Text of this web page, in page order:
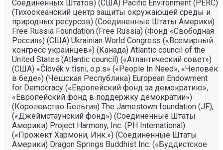
Соединенных Штатов) (США) Pacific Environment (PERC)
(Тихоокеанский центр защиты окружающей среды и
природных ресурсов) (Соединенные Штаты Америки)
Free Russia Foundation (Free Russia) (Фонд «Свободная
Россия») (США) Ukrainian World Congress («Всемирный
конгресс украинцев») (Канада) Atlantic council of the
United States (Atlantic council) («Атлантический совет»)
(США) «Člověk v tísni, o.p.s» («People In Need», «Человек
в беде») (Чешская Республика) European Endowment
for Democracy («Европейский фонд за демократию»,
«Европейский фонд в поддержку демократии»)
(Королевство Бельгия) The Jamestown foundation (JF),
(«Джеймстаунский фонд») (Соединенные Штаты
Америки) Project Harmony, Inc. (PH International)
(«Прожект Хармони, Инк.») (Соединенные Штаты
Америки) Dragon Springs Buddhist Inc. («Буддистское